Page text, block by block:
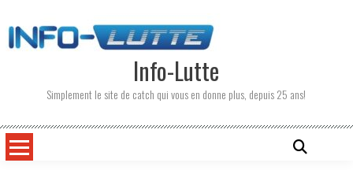
to
content
Info-Lutte
Simplement le site de catch qui vous en donne plus, depuis 25 ans!